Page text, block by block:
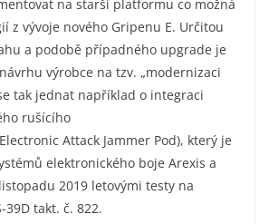
na starší platformu co možná
z vývoje nového Gripenu E. Určitou
a podobě případného upgrade je
výrobce na tzv. „modernizaci
tak jednat například o integraci
rušícího
Attack Jammer Pod), který je
elektronického boje Arexis a
2019 letovými testy na
39D takt. č. 822.